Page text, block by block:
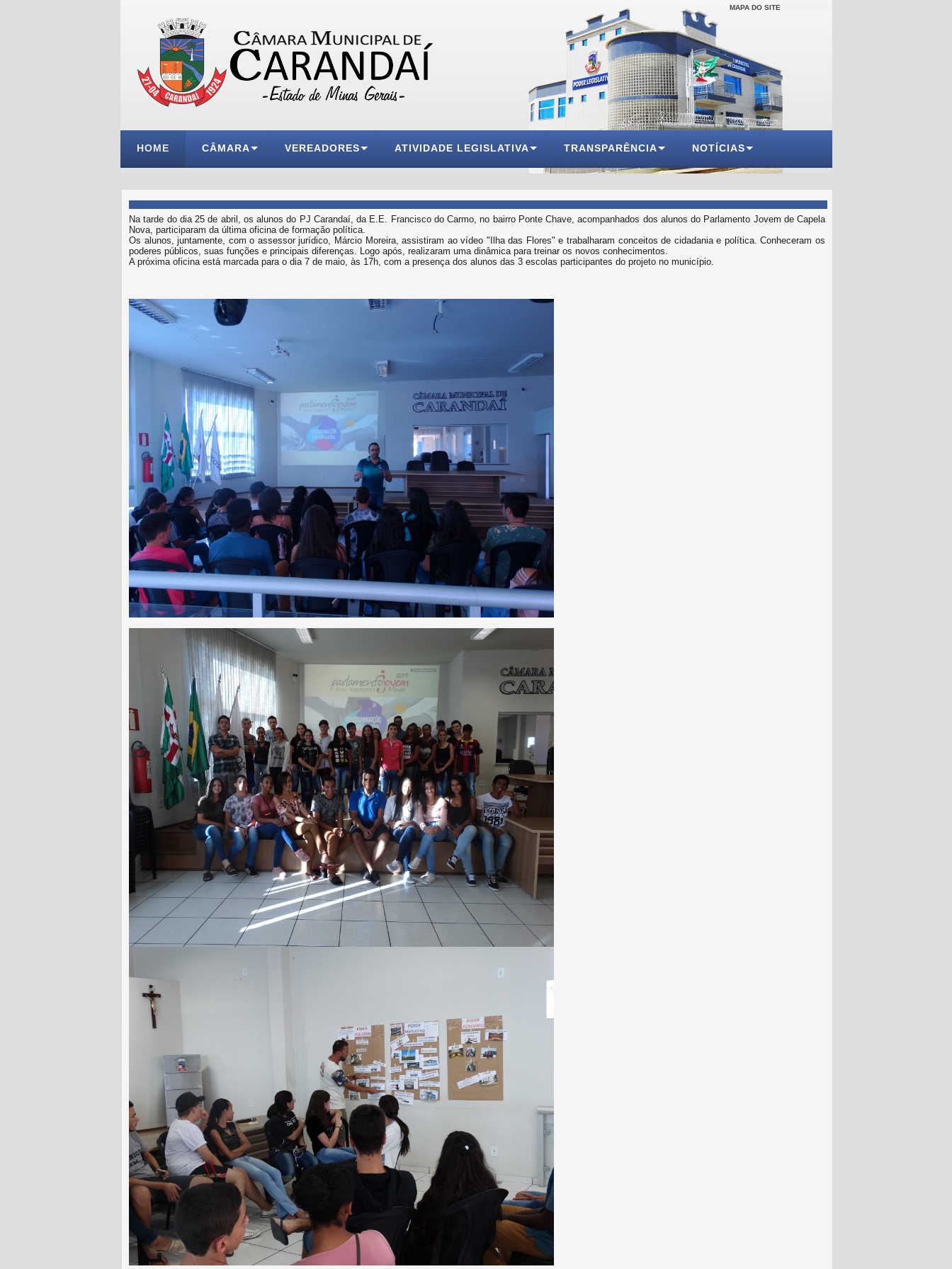
MAPA DO SITE
HOME CÂMARA VEREADORES ATIVIDADE LEGISLATIVA TRANSPARÊNCIA NOTÍCIAS
Na tarde do dia 25 de abril, os alunos do PJ Carandaí, da E.E. Francisco do Carmo, no bairro Ponte Chave, acompanhados dos alunos do Parlamento Jovem de Capela
Nova, participaram da última oficina de formação política.
Os alunos, juntamente, com o assessor jurídico, Márcio Moreira, assistiram ao vídeo "Ilha das Flores" e trabalharam conceitos de cidadania e política. Conheceram os
poderes públicos, suas funções e principais diferenças. Logo após, realizaram uma dinâmica para treinar os novos conhecimentos.
A próxima oficina está marcada para o dia 7 de maio, às 17h, com a presença dos alunos das 3 escolas participantes do projeto no município.